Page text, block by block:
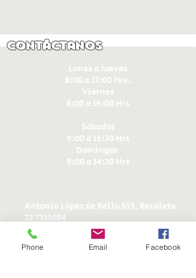
Contáctanos
Lunes a Jueves
8:00 a 17:00 Hrs.
Viernes
8:00 a 16:00 Hrs​
Sábados
9:00 a 16:30 Hrs
Domingos
9:00 a 14:30 Hrs
Antonia López de Bello 653, Recoleta
22 7355054
22 7375725
+56 9 75224598
ducereposteria@gmail.com
Phone Email Facebook